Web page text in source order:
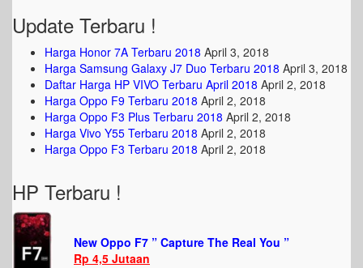
Update Terbaru !
Harga Honor 7A Terbaru 2018 April 3, 2018
Harga Samsung Galaxy J7 Duo Terbaru 2018 April 3, 2018
Daftar Harga HP VIVO Terbaru April 2018 April 2, 2018
Harga Oppo F9 Terbaru 2018 April 2, 2018
Harga Oppo F3 Plus Terbaru 2018 April 2, 2018
Harga Vivo Y55 Terbaru 2018 April 2, 2018
Harga Oppo F3 Terbaru 2018 April 2, 2018
HP Terbaru !
New Oppo F7 ” Capture The Real You ”
Rp 4,5 Jutaan